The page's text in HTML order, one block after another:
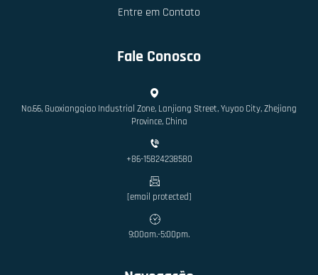
Entre em Contato
Fale Conosco
No.66, Guoxiangqiao Industrial Zone, Lanjiang Street, Yuyao City, Zhejiang
Province, China
+86-15824238580
[email protected]
9:00am.-5:00pm.